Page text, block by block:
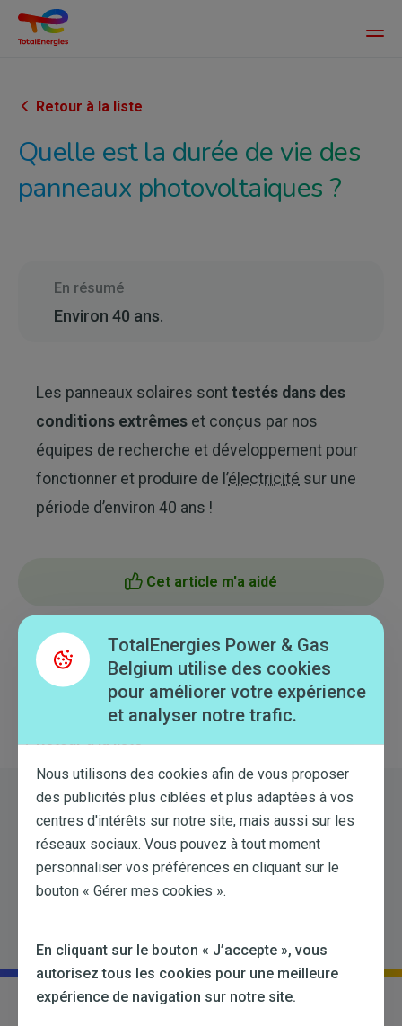
contenu
Main
Retour à la liste
Quelle est la durée de vie des
panneaux photovoltaiques ?
En résumé
Environ 40 ans.
Les panneaux solaires sont testés dans des
conditions extrêmes et conçus par nos
équipes de recherche et développement pour
fonctionner et produire de l’électricité sur une
période d’environ 40 ans !
Cet article m'a aidé
Cet article ne m'a pas aidé
Retour à la liste
Toujours besoin d'aide?
Essayez une nouvelle recherche
TotalEnergies Power & Gas
Belgium utilise des cookies
pour améliorer votre expérience
et analyser notre trafic.
Nous utilisons des cookies afin de vous proposer
des publicités plus ciblées et plus adaptées à vos
centres d'intérêts sur notre site, mais aussi sur les
réseaux sociaux. Vous pouvez à tout moment
personnaliser vos préférences en cliquant sur le
bouton « Gérer mes cookies ».
En cliquant sur le bouton « J’accepte », vous
autorisez tous les cookies pour une meilleure
expérience de navigation sur notre site.